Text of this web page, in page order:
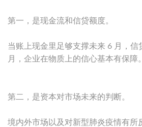
第一，是现金流和信贷额度。
当账上现金里足够支撑未来 6 月，信
月，企业在物质上的信心基本有保障。
第二，是资本对市场未来的判断。
境内外市场以及对新型肺炎疫情有所